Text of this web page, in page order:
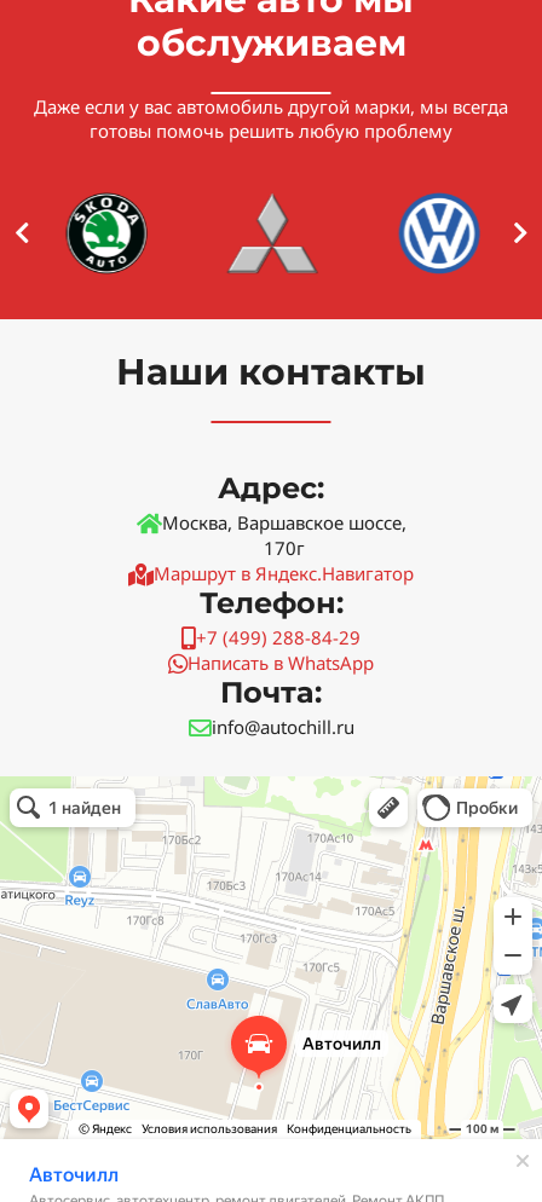
обслуживаем
Даже если у вас автомобиль другой марки, мы всегда
готовы помочь решить любую проблему
Наши контакты
Адрес:
Москва, Варшавское шоссе,
170г
Маршрут в Яндекс.Навигатор
Телефон:
+7 (499) 288-84-29
Написать в WhatsApp
Почта:
info@autochill.ru